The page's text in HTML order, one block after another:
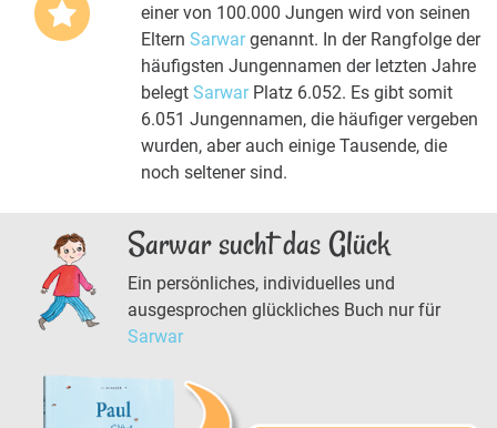
einer von 100.000 Jungen wird von seinen
Eltern Sarwargenannt. In der Rangfolge der
häufigsten Jungennamen der letzten Jahre
belegt SarwarPlatz 6.052. Es gibt somit
6.051 Jungennamen, die häufiger vergeben
wurden, aber auch einige Tausende, die
noch seltener sind.
Sarwar sucht das Glück
Ein persönliches, individuelles und
ausgesprochen glückliches Buch nur für
Sarwar